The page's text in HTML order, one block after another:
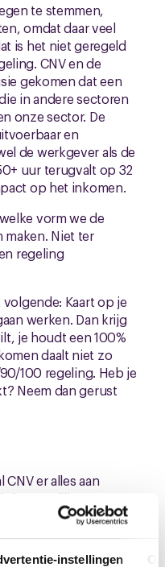
instellingen
te stemmen,
omdat daar veel
is het niet geregeld
CNV en de
gekomen dat een
in andere sectoren
onze sector. De
en
de werkgever als de
uur terugvalt op 32
op het inkomen.
vorm we de
maken. Niet ter
regeling
Kaart op je
werken. Dan krijg
je houdt een 100%
daalt niet zo
100 regeling. Heb je
Neem dan gerust
er alles aan
mogelijk open te
groot deel van onze
voor de toekomst.